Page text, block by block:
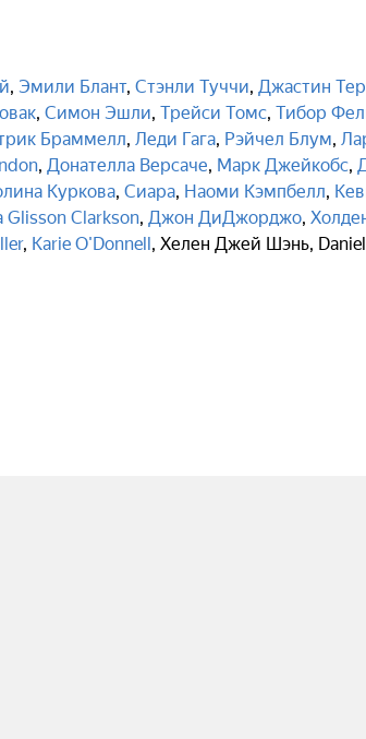
, Эмили Блант, Стэнли Туччи, Джастин
, Симон Эшли, Трейси Томс, Тибор
Браммелл, Леди Гага, Рэйчел Блум,
, Донателла Версаче, Марк Джейкобс,
Куркова, Сиара, Наоми Кэмпбелл,
Glisson Clarkson, Джон ДиДжорджо,
, Karie O'Donnell, Хелен Джей Шэнь,